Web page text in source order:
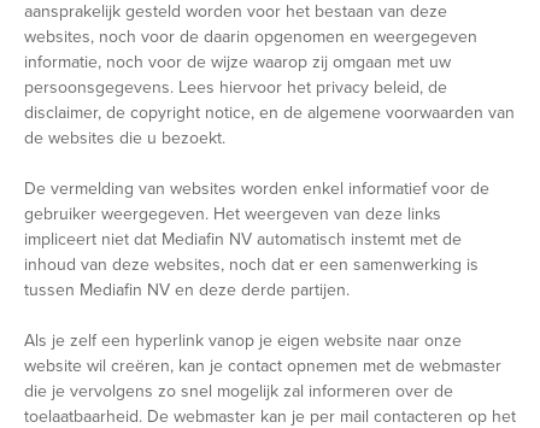
aansprakelijk gesteld worden voor het bestaan van deze
websites, noch voor de daarin opgenomen en weergegeven
informatie, noch voor de wijze waarop zij omgaan met uw
persoonsgegevens. Lees hiervoor het privacy beleid, de
disclaimer, de copyright notice, en de algemene voorwaarden van
de websites die u bezoekt.
De vermelding van websites worden enkel informatief voor de
gebruiker weergegeven. Het weergeven van deze links
impliceert niet dat Mediafin NV automatisch instemt met de
inhoud van deze websites, noch dat er een samenwerking is
tussen Mediafin NV en deze derde partijen.
Als je zelf een hyperlink vanop je eigen website naar onze
website wil creëren, kan je contact opnemen met de webmaster
die je vervolgens zo snel mogelijk zal informeren over de
toelaatbaarheid. De webmaster kan je per mail contacteren op het